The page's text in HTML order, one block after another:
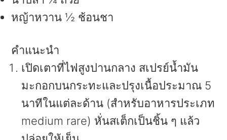
หญ้าหวาน ½ ช้อนชา
คำแนะนำ
เปิดเตาที่ไฟสูงปานกลาง สเปรย์น้ำมัน
มะกอกบนกระทะและปรุงเนื้อประมาณ 5
นาทีในแต่ละด้าน (สำหรับอาหารประเภท
medium rare) หั่นสเต็กเป็นชิ้น ๆ แล้ว